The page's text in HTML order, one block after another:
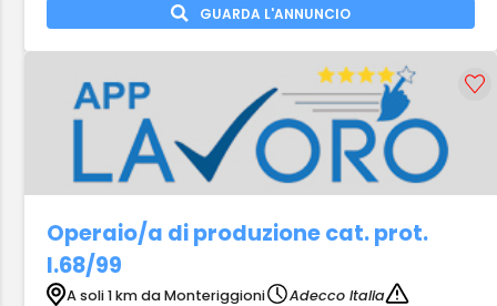
GUARDA L'ANNUNCIO
Operaio/a di produzione cat. prot.
l.68/99
A soli 1 km da Monteriggioni
Adecco Italia